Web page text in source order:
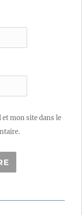
mon site dans le